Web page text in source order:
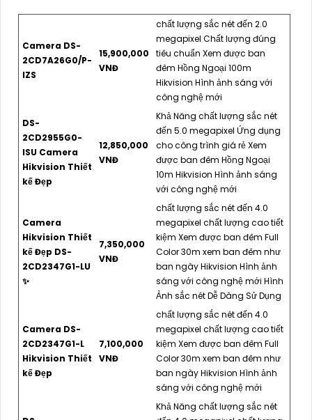
Camera DS-
2CD7A26G0/P-
IZS
15,900,000
VNĐ
chất lượng sắc nét đến 2.0
megapixel Chất lượng đúng
tiêu chuẩn Xem được ban
đêm Hồng Ngoại 100m
Hikvision Hình ảnh sáng với
công nghệ mới
DS-
2CD2955G0-
ISU Camera
Hikvision Thiết
kế Đẹp
12,850,000
VNĐ
Khả Năng chất lượng sắc nét
đến 5.0 megapixel Ứng dụng
cho công trình giá rẻ Xem
được ban đêm Hồng Ngoại
10m Hikvision Hình ảnh sáng
với công nghệ mới
Camera
Hikvision Thiết
kế Đẹp DS-
2CD2347G1-LU
✨
7,350,000
VNĐ
chất lượng sắc nét đến 4.0
megapixel chất lượng cao tiết
kiệm Xem được ban đêm Full
Color 30m xem ban đêm như
ban ngày Hikvision Hình ảnh
sáng với công nghệ mới Hình
Ảnh sắc nét Dễ Dàng Sử Dụng
Camera DS-
2CD2347G1-L
Hikvision Thiết
kế Đẹp
7,100,000
VNĐ
chất lượng sắc nét đến 4.0
megapixel chất lượng cao tiết
kiệm Xem được ban đêm Full
Color 30m xem ban đêm như
ban ngày Hikvision Hình ảnh
sáng với công nghệ mới
Khả Năng chất lượng sắc nét